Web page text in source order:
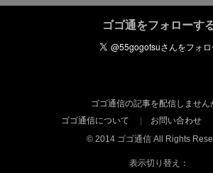
ゴゴ通をフォローす
ゴゴ通信の記事を配信しません
ゴゴ通信について
お問い合わせ
© 2014 ゴゴ通信 All Rights
表示切り替え：